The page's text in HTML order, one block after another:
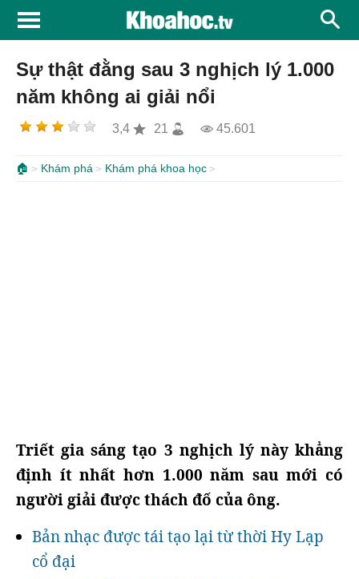
Sự thật đằng sau 3 nghịch lý 1.000
năm không ai giải nổi
3,4 21 45.601
🏠 Khám phá Khám phá khoa học
Triết gia sáng tạo 3 nghịch lý này khẳng
định ít nhất hơn 1.000 năm sau mới có
người giải được thách đố của ông.
Bản nhạc được tái tạo lại từ thời Hy Lạp
cổ đại